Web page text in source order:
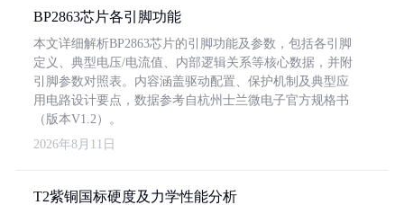
BP2863芯片各引脚功能
本文详细解析BP2863芯片的引脚功能及参数，包括各引脚
定义、典型电压/电流值、内部逻辑关系等核心数据，并附
引脚参数对照表。内容涵盖驱动配置、保护机制及典型应
用电路设计要点，数据参考自杭州士兰微电子官方规格书
（版本V1.2）。
2026年8月11日
T2紫铜国标硬度及力学性能分析